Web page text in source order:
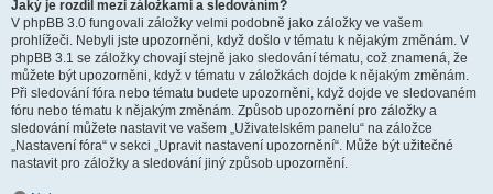
Jaký je rozdíl mezi záložkami a sledováním?
V phpBB 3.0 fungovali záložky velmi podobně jako záložky ve vašem
prohlížeči. Nebyli jste upozorněni, když došlo v tématu k nějakým změnám. V
phpBB 3.1 se záložky chovají stejně jako sledování tématu, což znamená, že
můžete být upozorněni, když v tématu v záložkách dojde k nějakým změnám.
Při sledování fóra nebo tématu budete upozorněni, když dojde ve sledovaném
fóru nebo tématu k nějakým změnám. Způsob upozornění pro záložky a
sledování můžete nastavit ve vašem „Uživatelském panelu“ na záložce
„Nastavení fóra“ v sekci „Upravit nastavení upozornění“. Může být užitečné
nastavit pro záložky a sledování jiný způsob upozornění.